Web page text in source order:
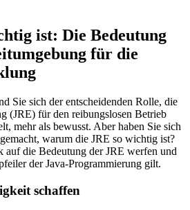
ist: Die Bedeutung
für die
Sie sich der entscheidenden Rolle, die
(JRE) für den reibungslosen Betrieb
mehr als bewusst. Aber haben Sie sich
warum die JRE so wichtig ist?
auf die Bedeutung der JRE werfen und
der Java-Programmierung gilt.
schaffen